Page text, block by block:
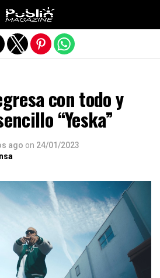
con todo y
“Yeska”
ago on 24/01/2023
de la versión móvil